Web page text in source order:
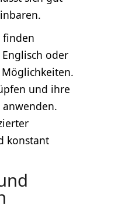
finden
oder
und ihre
anwenden.
konstant